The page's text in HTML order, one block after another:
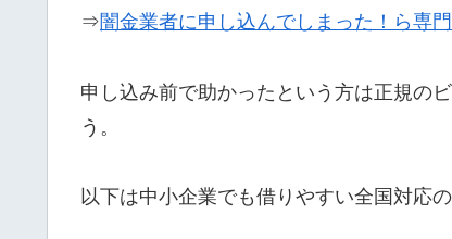
⇒闇金業者に申し込んでしまった！ら専
申し込み前で助かったという方は正規の
う。
以下は中小企業でも借りやすい全国対応